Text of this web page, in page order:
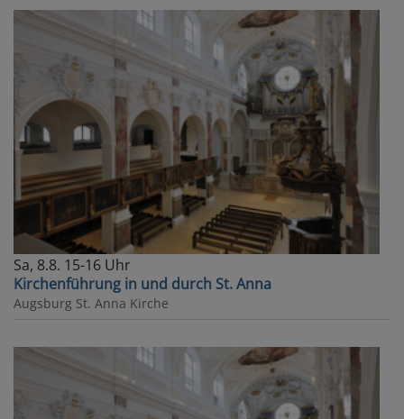
Sa, 8.8. 15-16 Uhr
Kirchenführung in und durch St. Anna
Augsburg St. Anna Kirche